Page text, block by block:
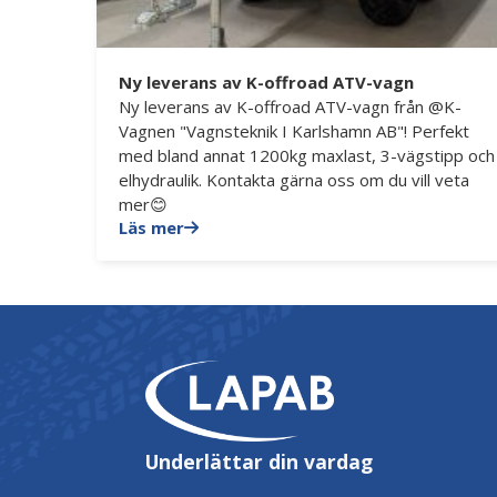
Ny leverans av K-offroad ATV-vagn
Ny leverans av K-offroad ATV-vagn från @K-
Vagnen "Vagnsteknik I Karlshamn AB"! Perfekt
med bland annat 1200kg maxlast, 3-vägstipp och
elhydraulik. Kontakta gärna oss om du vill veta
mer😊
Läs mer
Underlättar din vardag